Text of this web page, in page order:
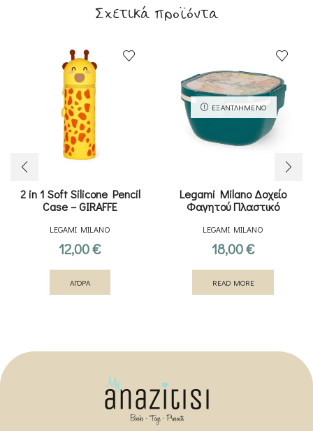
Σχετικά προϊόντα
2 in 1 Soft Silicone Pencil
Case – GIRAFFE
LEGAMI MILANO
12,00€
ΑΓΟΡΑ
ΕΞΑΝΤΛΗΜΈΝΟ
Legami Milano Δοχείο
Φαγητού Πλαστικό
LEGAMI MILANO
18,00€
READ MORE